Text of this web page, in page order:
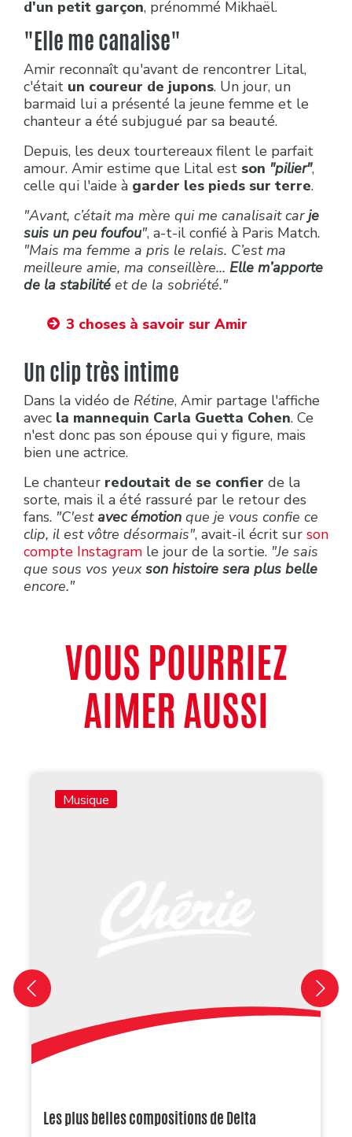
d'un petit garçon, prénommé Mikhaël.
"Elle me canalise"
Amir reconnaît qu'avant de rencontrer Lital,
c'était un coureur de jupons. Un jour, un
barmaid lui a présenté la jeune femme et le
chanteur a été subjugué par sa beauté.
Depuis, les deux tourtereaux filent le parfait
amour. Amir estime que Lital est son "pilier",
celle qui l'aide à garder les pieds sur terre.
"Avant, c’était ma mère qui me canalisait carje
suis un peu foufou", a-t-il confié à Paris Match.
"Mais ma femme a pris le relais. C’est ma
meilleure amie, ma conseillère... Elle m’apporte
de la stabilité et de la sobriété."
3 choses à savoir sur Amir
Un clip très intime
Dans la vidéo de Rétine, Amir partage l'affiche
avec la mannequin Carla Guetta Cohen. Ce
n'est donc pas son épouse qui y figure, mais
bien une actrice.
Le chanteur redoutait de se confier de la
sorte, mais il a été rassuré par le retour des
fans. "C'estavec émotion que je vous confie ce
clip, il est vôtre désormais", avait-il écrit sur son
compte Instagram le jour de la sortie. "Je sais
que sous vos yeuxson histoire sera plus belle
encore."
VOUS POURRIEZ
AIMER AUSSI
Musique
Les plus belles compositions de Delta